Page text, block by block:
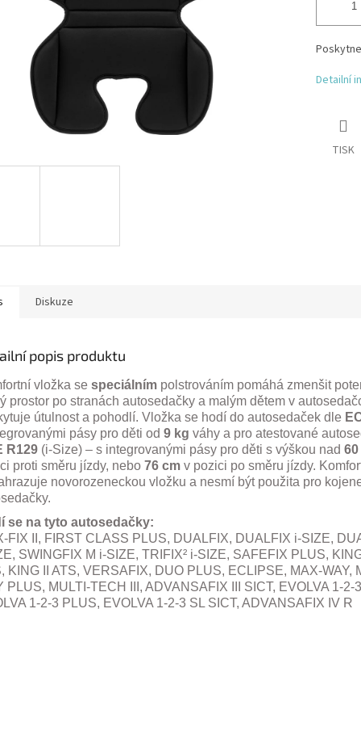
Detailní
TISK
Diskuze
popis produktu
vložka se speciálním polstrováním pomáhá zmenšit
prostor po stranách autosedačky a malým dětem v
útulnost a pohodlí. Vložka se hodí do autosedaček dle
pásy pro děti od 9 kg váhy a pro atestované
R129 (i-Size) – s integrovanými pásy pro děti s výškou nad
proti směru jízdy, nebo 76 cm v pozici po směru jízdy.
novorozeneckou vložku a nesmí být použita pro
se na tyto autosedačky:
FIX II, FIRST CLASS PLUS, DUALFIX, DUALFIX i-SIZE,
SWINGFIX M i-SIZE, TRIFIX² i-SIZE, SAFEFIX PLUS,
KING II ATS, VERSAFIX, DUO PLUS, ECLIPSE, MAX-WAY,
PLUS, MULTI-TECH III, ADVANSAFIX III SICT, EVOLVA 1-2-
1-2-3 PLUS, EVOLVA 1-2-3 SL SICT, ADVANSAFIX IV R